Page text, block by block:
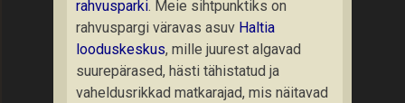
rahvusparki. Meie sihtpunktiks on
rahvuspargi väravas asuv Haltia
looduskeskus, mille juurest algavad
suurepärased, hästi tähistatud ja
vaheldusrikkad matkarajad, mis näitavad